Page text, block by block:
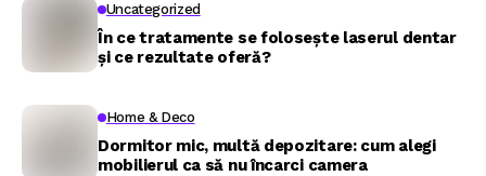
Uncategorized
În ce tratamente se folosește laserul dentar
și ce rezultate oferă?
Home & Deco
Dormitor mic, multă depozitare: cum alegi
mobilierul ca să nu încarci camera